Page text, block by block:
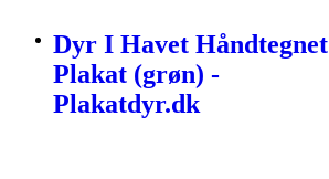
Dyr I Havet Håndtegnet
Plakat (grøn) -
Plakatdyr.dk